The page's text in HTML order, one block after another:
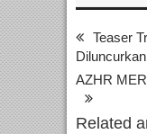
Teaser
Diluncurkan
AZHR
Related